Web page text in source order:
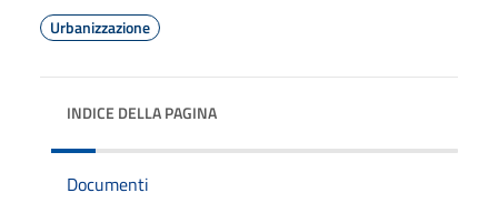
Urbanizzazione
INDICE DELLA PAGINA
Documenti